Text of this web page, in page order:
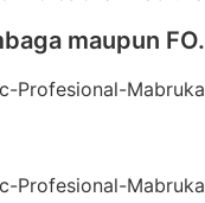
maupun FO.